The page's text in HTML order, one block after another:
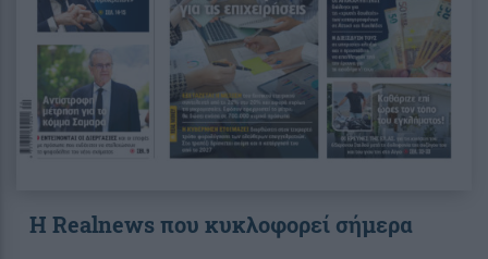
Η Realnews που κυκλοφορεί σήμερα